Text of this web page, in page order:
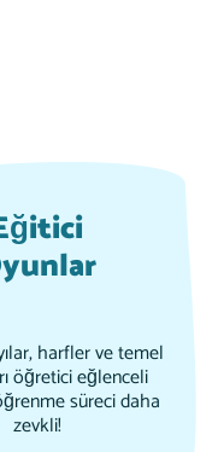
harfler ve temel
öğretici eğlenceli
süreci daha
zevkli!